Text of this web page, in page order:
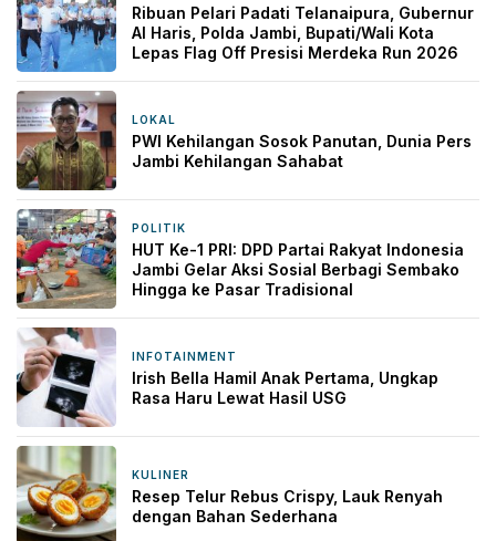
Ribuan Pelari Padati Telanaipura, Gubernur
Al Haris, Polda Jambi, Bupati/Wali Kota
Lepas Flag Off Presisi Merdeka Run 2026
LOKAL
PWI Kehilangan Sosok Panutan, Dunia Pers
Jambi Kehilangan Sahabat
POLITIK
HUT Ke-1 PRI: DPD Partai Rakyat Indonesia
Jambi Gelar Aksi Sosial Berbagi Sembako
Hingga ke Pasar Tradisional
INFOTAINMENT
Irish Bella Hamil Anak Pertama, Ungkap
Rasa Haru Lewat Hasil USG
KULINER
Resep Telur Rebus Crispy, Lauk Renyah
dengan Bahan Sederhana